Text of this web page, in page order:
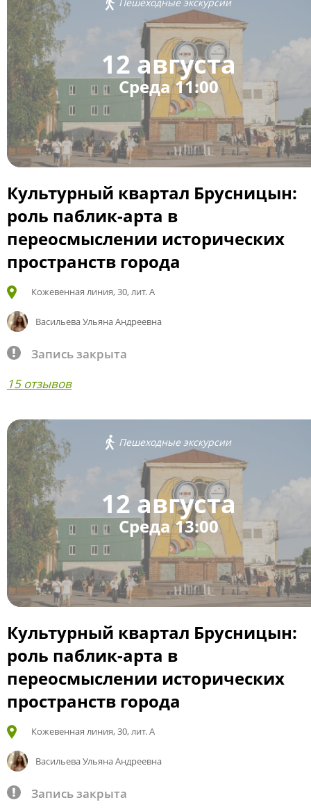
12 августа
Среда 11:00
Культурный квартал Брусницын:
роль паблик-арта в
переосмыслении исторических
пространств города
Кожевенная линия, 30, лит. А
Васильева Ульяна Андреевна
Запись закрыта
15 отзывов
Пешеходные экскурсии
12 августа
Среда 13:00
Культурный квартал Брусницын:
роль паблик-арта в
переосмыслении исторических
пространств города
Кожевенная линия, 30, лит. А
Васильева Ульяна Андреевна
Запись закрыта